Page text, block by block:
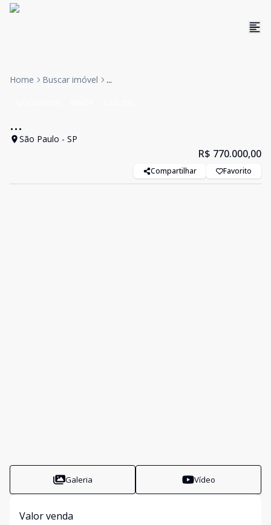
Home Buscar imóvel ...
...
São Paulo - SP
R$ 770.000,00
Compartilhar Favorito
Galeria Vídeo
Valor venda